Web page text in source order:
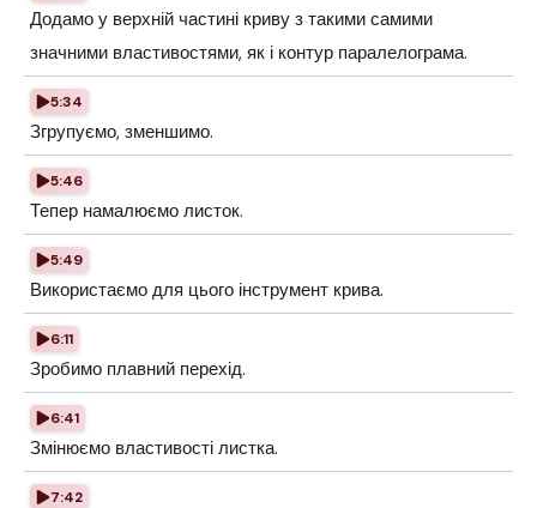
Додамо у верхній частині криву з такими самими
значними властивостями, як і контур паралелограма.
5:34
Згрупуємо, зменшимо.
5:46
Тепер намалюємо листок.
5:49
Використаємо для цього інструмент крива.
6:11
Зробимо плавний перехід.
6:41
Змінюємо властивості листка.
7:42